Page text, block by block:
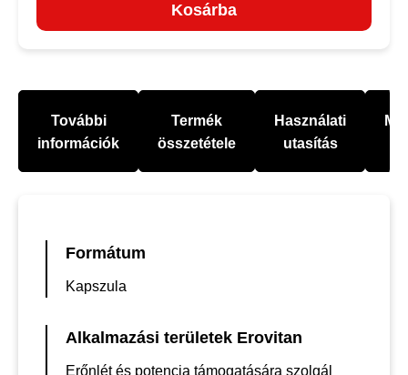
Kosárba
További
információk
Termék
összetétele
Használati
utasítás
Formátum
Kapszula
Alkalmazási területek Erovitan
Erőnlét és potencia támogatására szolgál